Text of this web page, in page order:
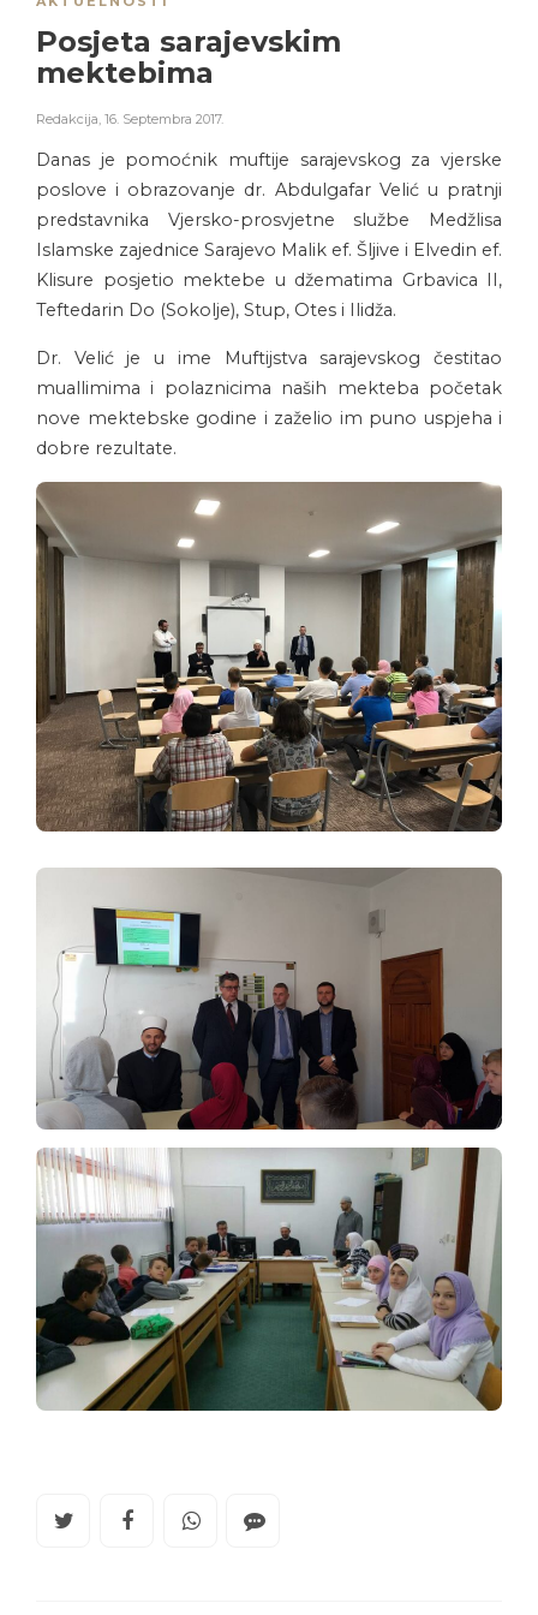
Posjeta sarajevskim
mektebima
Redakcija, 16. Septembra 2017.
Danas je pomoćnik muftije sarajevskog za vjerske
poslove i obrazovanje dr. Abdulgafar Velić u pratnji
predstavnika Vjersko-prosvjetne službe Medžlisa
Islamske zajednice Sarajevo Malik ef. Šljive i Elvedin ef.
Klisure posjetio mektebe u džematima Grbavica II,
Teftedarin Do (Sokolje), Stup, Otes i Ilidža.
Dr. Velić je u ime Muftijstva sarajevskog čestitao
muallimima i polaznicima naših mekteba početak
nove mektebske godine i zaželio im puno uspjeha i
dobre rezultate.